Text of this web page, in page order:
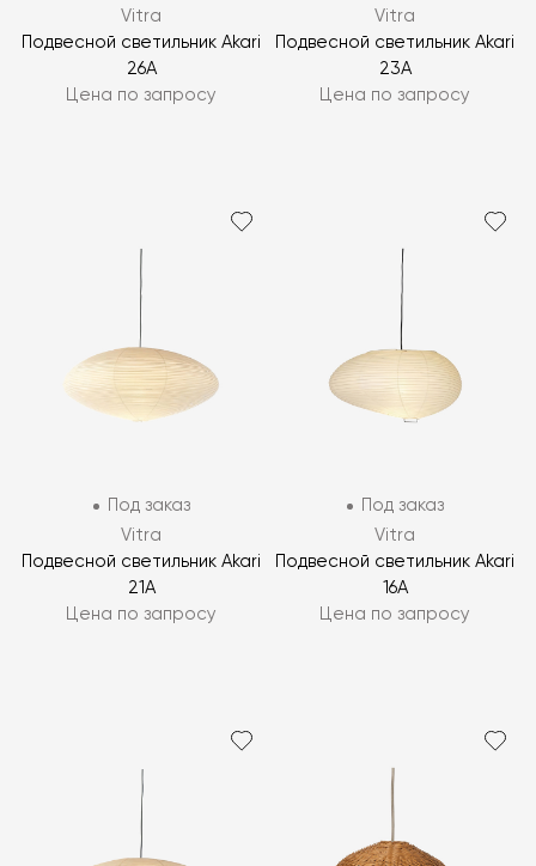
Vitra
Подвесной светильник Akari
26A
Цена по запросу
Vitra
Подвесной светильник Akari
23A
Цена по запросу
Под заказ
Vitra
Подвесной светильник Akari
21A
Цена по запросу
Под заказ
Vitra
Подвесной светильник Akari
16A
Цена по запросу